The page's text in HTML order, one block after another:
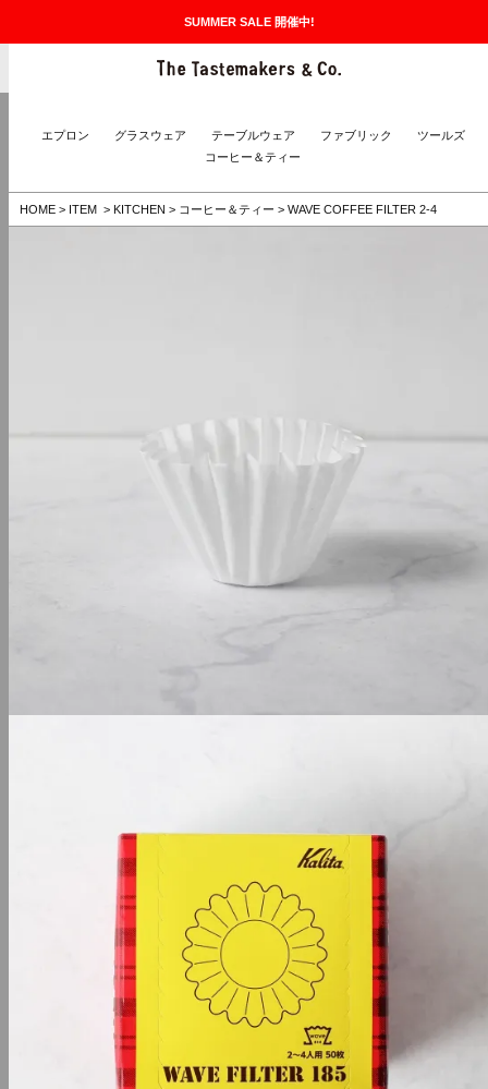
SUMMER SALE 開催中!
エプロン グラスウェア テーブルウェア ファブリック
ツールズ
コーヒー＆ティー
HOME > ITEM > KITCHEN > コーヒー＆ティー > WAVE COFFEE FILTER 2-4